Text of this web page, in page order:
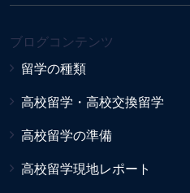
ブログコンテンツ
留学の種類
高校留学・高校交換留学
高校留学の準備
高校留学現地レポート